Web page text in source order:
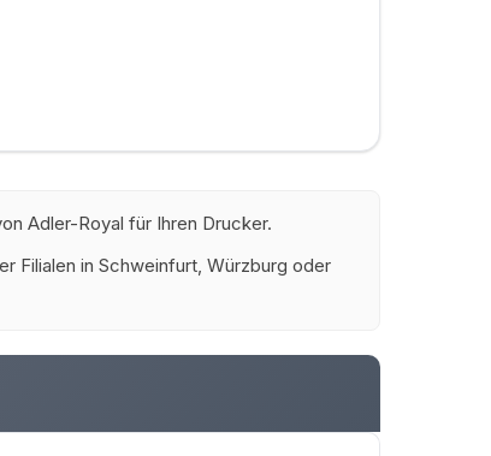
Adler-Royal für Ihren Drucker.
Filialen in Schweinfurt, Würzburg oder